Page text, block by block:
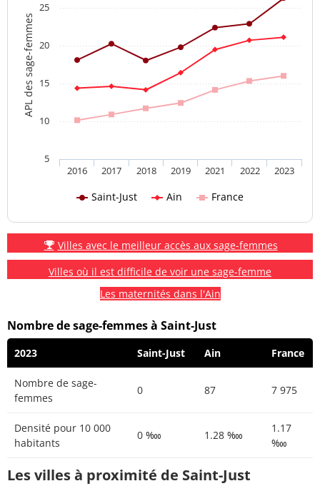
APL des sage-femmes
Saint-Just Ain France
2016 2017 2018 2019 2021 2022 2023
5
10
15
20
25
Villes avec le meilleur accès aux sage-femmes
Villes où il est difficile de voir une sage-femme
Les maternités dans l'Ain
Nombre de sage-femmes à Saint-Just
2023 Saint-Just Ain France
Nombre de sage-
femmes
0 87 7 975
Densité pour 10 000
habitants
0 ‱ 1.28 ‱
1.17
‱
Les villes à proximité de Saint-Just